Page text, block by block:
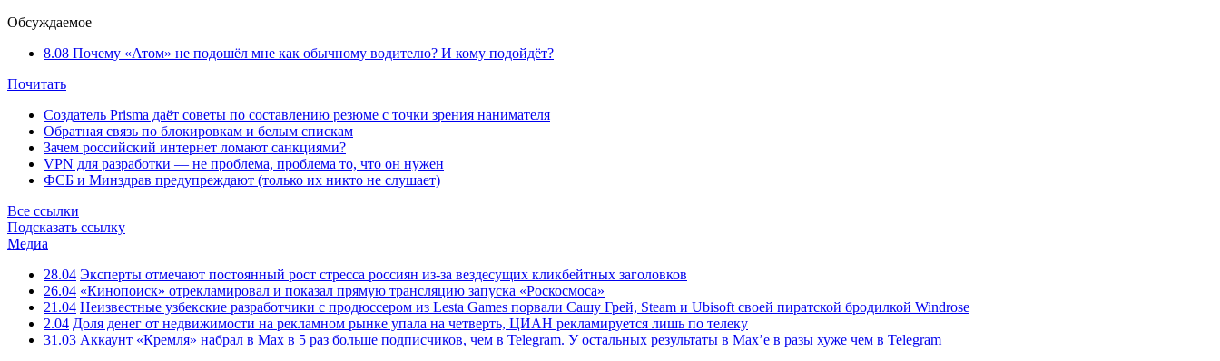
Обсуждаемое
8.08 Почему «Атом» не подошёл мне как обычному водителю? И кому подойдёт?
Почитать
Создатель Prisma даёт советы по составлению резюме с точки зрения нанимателя
Обратная связь по блокировкам и белым спискам
Зачем российский интернет ломают санкциями?
VPN для разработки — не проблема, проблема то, что он нужен
ФСБ и Минздрав предупреждают (только их никто не слушает)
Все ссылки
Подсказать ссылку
Медиа
28.04 Эксперты отмечают постоянный рост стресса россиян из-за вездесущих кликбейтных заголовков
26.04 «Кинопоиск» отрекламировал и показал прямую трансляцию запуска «Роскосмоса»
21.04 Неизвестные узбекские разработчики с продюссером из Lesta Games порвали Сашу Грей, Steam и Ubisoft своей пиратской бродилкой Windrose
2.04 Доля денег от недвижимости на рекламном рынке упала на четверть, ЦИАН рекламируется лишь по телеку
31.03 Аккаунт «Кремля» набрал в Max в 5 раз больше подписчиков, чем в Telegram. У остальных результаты в Max’е в разы хуже чем в Telegram